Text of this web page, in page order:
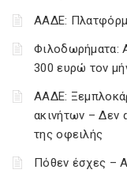
ΑΑΔΕ:
Φιλοδωρήματα:
300 ευρώ τον
ΑΑΔΕ:
ακινήτων – Δεν
της οφειλής
Πόθεν έσχες –